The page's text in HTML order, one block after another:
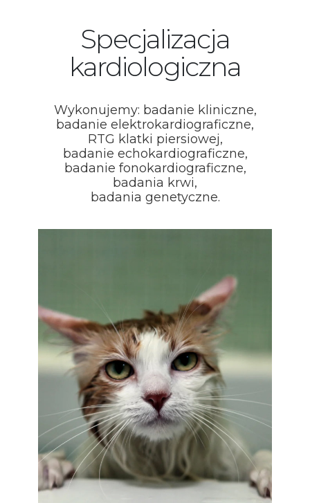
Specjalizacja
kardiologiczna
Wykonujemy: badanie kliniczne,
badanie elektrokardiograficzne,
RTG klatki piersiowej,
badanie echokardiograficzne,
badanie fonokardiograficzne,
badania krwi,
badania genetyczne.